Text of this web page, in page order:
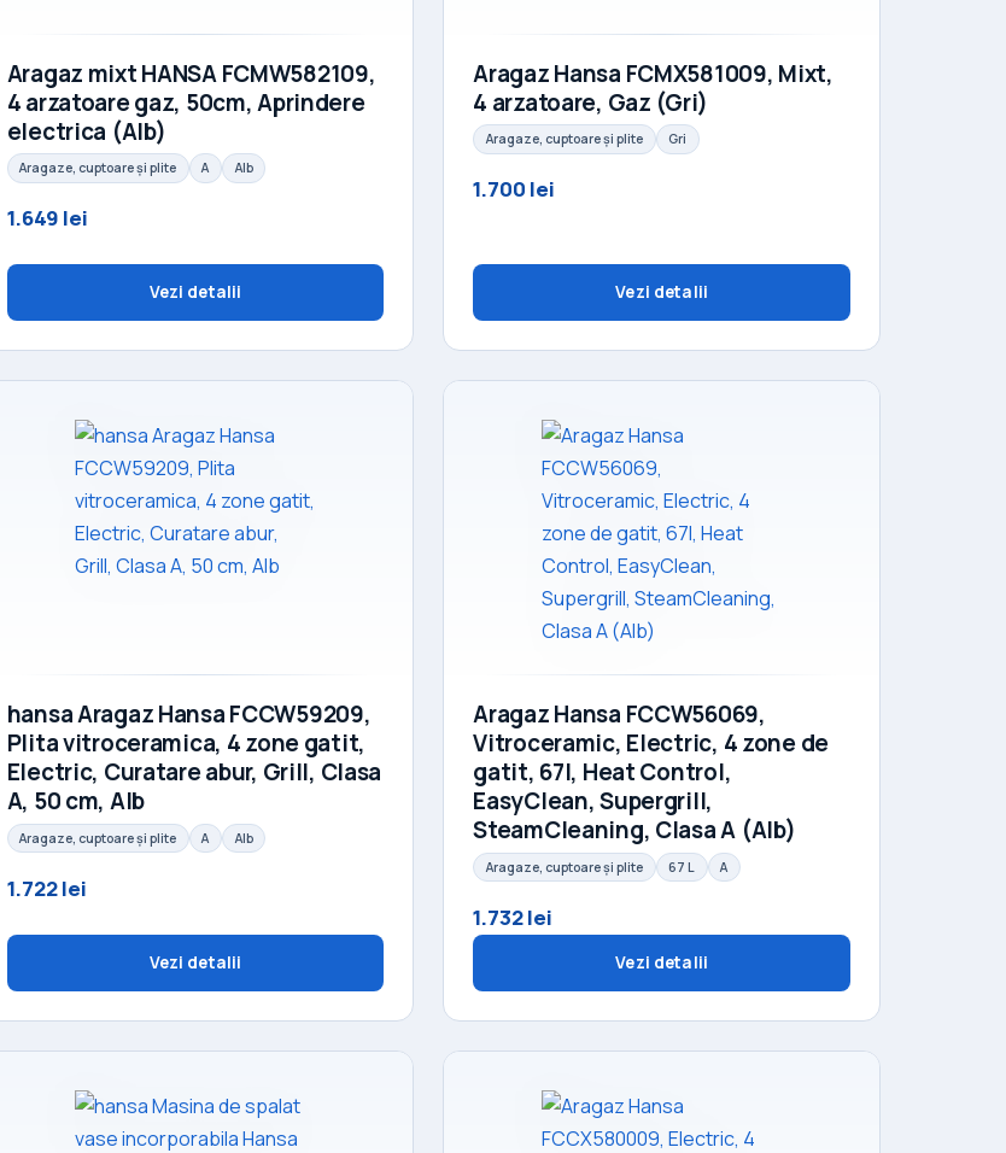
Aragaz mixt HANSA FCMW582109,
4 arzatoare gaz, 50cm, Aprindere
electrica (Alb)
Aragaze, cuptoare și plite A Alb
1.649 lei
Vezi detalii
Aragaz Hansa FCMX581009, Mixt,
4 arzatoare, Gaz (Gri)
Aragaze, cuptoare și plite Gri
1.700 lei
Vezi detalii
hansa Aragaz Hansa FCCW59209,
Plita vitroceramica, 4 zone gatit,
Electric, Curatare abur, Grill, Clasa
A, 50 cm, Alb
Aragaze, cuptoare și plite A Alb
1.722 lei
Vezi detalii
Aragaz Hansa FCCW56069,
Vitroceramic, Electric, 4 zone de
gatit, 67l, Heat Control,
EasyClean, Supergrill,
SteamCleaning, Clasa A (Alb)
Aragaze, cuptoare și plite 67 L A
1.732 lei
Vezi detalii